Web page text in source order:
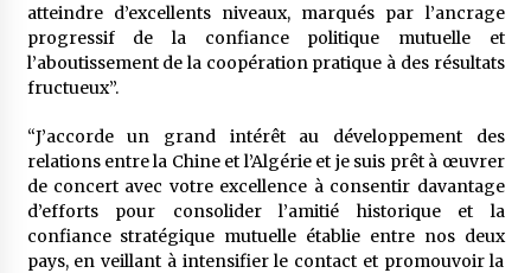
atteindre d’excellents niveaux, marqués par l’ancrage
progressif de la confiance politique mutuelle et
l’aboutissement de la coopération pratique à des résultats
fructueux”.
“J’accorde un grand intérêt au développement des
relations entre la Chine et l’Algérie et je suis prêt à œuvrer
de concert avec votre excellence à consentir davantage
d’efforts pour consolider l’amitié historique et la
confiance stratégique mutuelle établie entre nos deux
pays, en veillant à intensifier le contact et promouvoir la